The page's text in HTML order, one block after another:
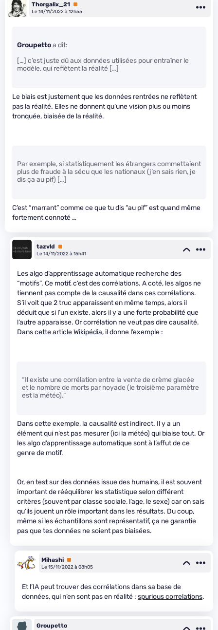
Thorgalix_21 Premium
Le 14/11/2022 à 12h55
Groupettoa dit:
[…] c’est juste dû aux données utilisées pour entraîner le
modèle, qui reflètent la réalité […]
Le biais est justement que les données rentrées ne reflètent
pas la réalité. Elles ne donnent qu’une vision plus ou moins
tronquée, biaisée de la réalité.
Par exemple, si statistiquement les étrangers commettaient
plus de fraude à la sécu que les nationaux (j’en sais rien, je
dis ça au pif) […]
C’est “marrant” comme ce que tu dis “au pif” est quand même
fortement connoté …
tazvld
Premium
Le 14/11/2022 à 15h41
Les algo d’apprentissage automatique recherche des
“motifs”. Ce motif, c’est des corrélations. A coté, les algos ne
tiennent pas compte de la causalité dans ces corrélations.
S’il voit que 2 truc apparaissent en même temps, alors il
déduit que si l’un existe, alors il y a une forte probabilité que
l’autre apparaisse. Or corrélation ne veut pas dire causalité.
Danscette article Wikipédia, il donne l’exemple :
“Il existe une corrélation entre la vente de crème glacée
et le nombre de morts par noyade (le troisième paramètre
est la météo).”
Dans cette exemple, la causalité est indirect. Il y a un
élément qui n’est pas mesurer (ici la météo) qui biaise tout. Or
les algo d’apprentissage automatique sont à l’affut de ce
genre de motif.
Or, en test sur des données issue des humains, il est souvent
important de rééquilibrer les statistique selon différent
critères (souvent par classe sociale, l’age, le sexe) car on sais
qu’ils jouent un rôle important dans les résultats. Du coup,
même si les échantillons sont représentatif, ça ne garantie
pas que tes données ne soient pas biaisées.
Mihashi Premium
Le 15/11/2022 à 08h05
Et l’IA peut trouver des corrélations dans sa base de
données, qui n’en sont pas en réalité : spurious correlations.
Groupetto